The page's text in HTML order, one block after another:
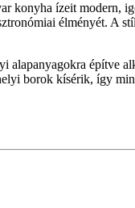
konyha ízeit modern,
élményét. A
alapanyagokra építve
borok kísérik, így